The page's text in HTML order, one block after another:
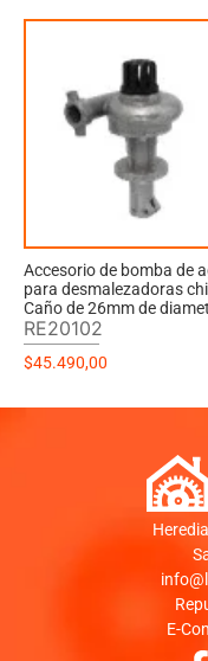
Accesorio de bomba de
para desmalezadoras
Caño de 26mm de
RE20102
$45.490,00
E-